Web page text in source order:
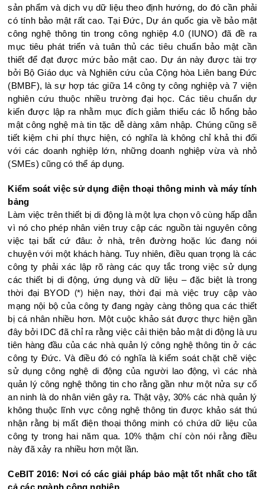
sản phẩm và dịch vụ dữ liệu theo định hướng, do đó cần phải
có tính bảo mật rất cao. Tại Đức, Dự án quốc gia về bảo mật
công nghệ thông tin trong công nghiệp 4.0 (IUNO) đã đề ra
mục tiêu phát triển và tuân thủ các tiêu chuẩn bảo mật cần
thiết để đạt được mức bảo mật cao. Dự án này được tài trợ
bởi Bộ Giáo dục và Nghiên cứu của Cộng hòa Liên bang Đức
(BMBF), là sự hợp tác giữa 14 công ty công nghiệp và 7 viện
nghiên cứu thuộc nhiều trường đại học. Các tiêu chuẩn dự
kiến được lập ra ​​nhằm mục đích giảm thiểu các lỗ hổng bảo
mật công nghệ mà tin tặc dễ dàng xâm nhập. Chúng cũng sẽ
tiết kiệm chi phí thực hiện, có nghĩa là không chỉ khả thi đối
với các doanh nghiệp lớn, những doanh nghiệp vừa và nhỏ
(SMEs) cũng có thể áp dụng.
Kiểm soát việc sử dụng điện thoại thông minh và máy tính
bảng
Làm việc trên thiết bị di động là một lựa chọn vô cùng hấp dẫn
vì nó cho phép nhân viên truy cập các nguồn tài nguyên công
việc tại bất cứ đâu: ở nhà, trên đường hoặc lúc đang nói
chuyện với một khách hàng. Tuy nhiên, điều quan trọng là các
công ty phải xác lập rõ ràng các quy tắc trong việc sử dụng
các thiết bị di động, ứng dụng và dữ liệu – đặc biệt là trong
thời đại BYOD
(*)
hiện nay, thời đại mà việc truy cập vào
mạng nội bộ của công ty đang ngày càng thông qua các thiết
bị cá nhân nhiều hơn. Một cuộc khảo sát được thực hiện gần
đây bởi IDC đã chỉ ra rằng việc cải thiện bảo mật di động là ưu
tiên hàng đầu của các nhà quản lý công nghệ thông tin ở các
công ty Đức. Và điều đó có nghĩa là kiểm soát chặt chẽ việc
sử dụng công nghệ di động của người lao động, vì các nhà
quản lý công nghệ thông tin cho rằng gần như một nửa sự cố
an ninh là do nhân viên gây ra. Thật vậy, 30% các nhà quản lý
không thuộc lĩnh vực công nghệ thông tin được khảo sát thú
nhận rằng bị mất điện thoại thông minh có chứa dữ liệu của
công ty trong hai năm qua. 10% thậm chí còn nói rằng điều
này đã xảy ra nhiều hơn một lần.
CeBIT 2016: Nơi có các giải pháp bảo mật tốt nhất cho tất
cả các ngành công nghiệp